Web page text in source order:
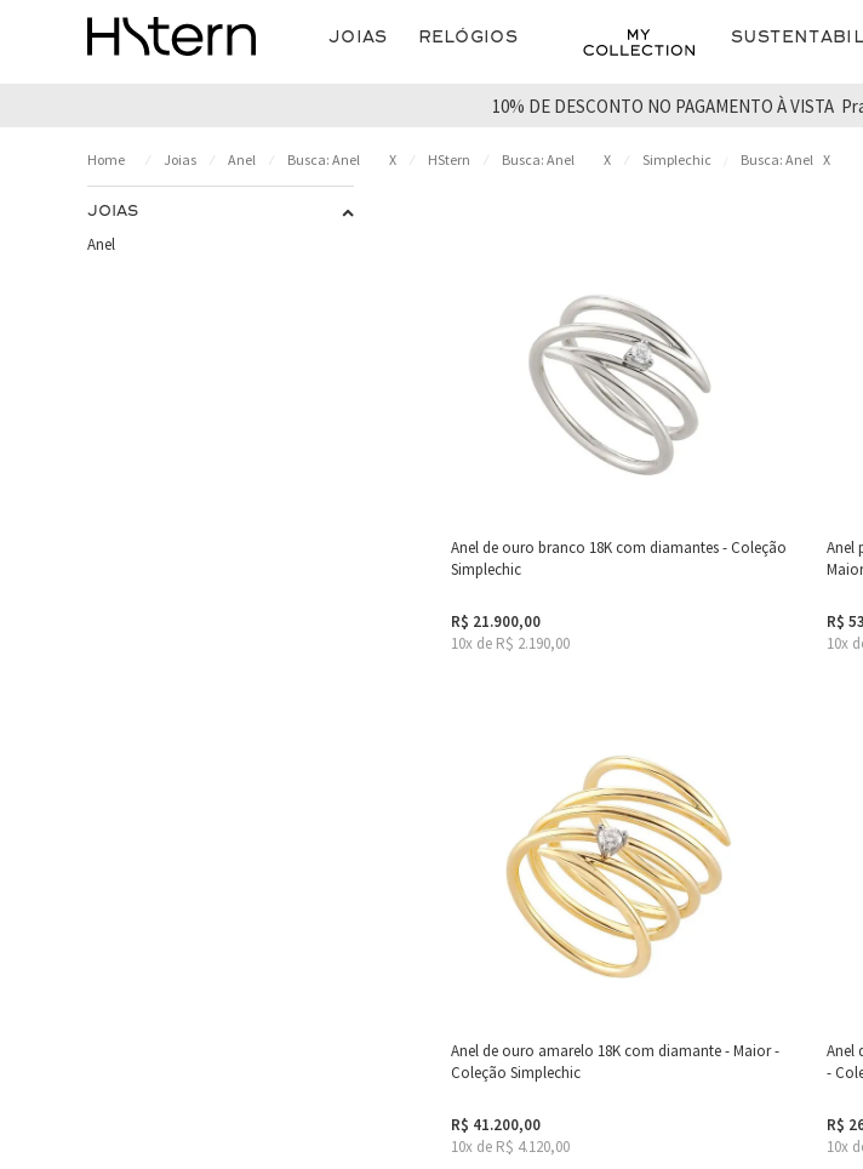
Joias Relógios
10% DE DESCONTO NO PAGAMENTO À VISTA
Joias Anel Busca: Anel X HStern Busca: Anel X Simplechic Busca: Anel X
JOIAS
Anel
Anel de ouro branco 18K com diamantes - Coleção
Simplechic
R$ 21.900,00
10x de R$ 2.190,00
Anel
R$
10x
Anel de ouro amarelo 18K com diamante - Maior -
Coleção Simplechic
R$ 41.200,00
10x de R$ 4.120,00
Anel
-
R$
10x